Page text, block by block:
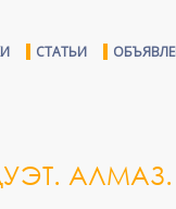
СТАТЬИ
АЛМАЗ.